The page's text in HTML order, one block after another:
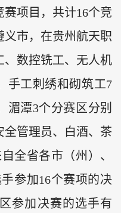
项目，共计16个竞
市，在贵州航天职
、数控铣工、无人机
手工刺绣和砌筑工7
湄潭3个分赛区分别
全管理员、白酒、茶
全省各市（州）、
参加16个赛项的决
参加决赛的选手有